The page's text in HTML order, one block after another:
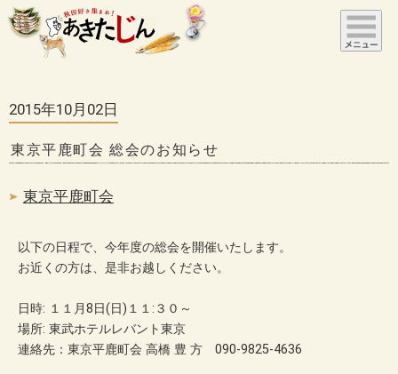
2015年10月02日
東京平鹿町会 総会のお知らせ
東京平鹿町会
以下の日程で、今年度の総会を開催いたします。
お近くの方は、是非お越しください。
日時: １１月8日(日)１１:３０～
場所: 東武ホテルレバント東京
連絡先：東京平鹿町会 高橋 豊 方 090-9825-4636